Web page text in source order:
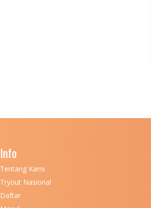
Info
Tentang Kami
Tryout Nasional
Daftar